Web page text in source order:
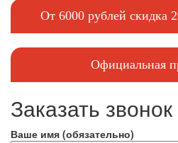
От 6000 рублей скидка
Официальная
Заказать звонок
Ваше имя (обязательно)